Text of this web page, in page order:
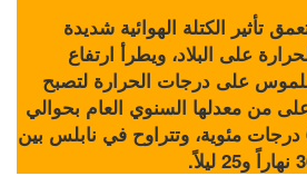
تأثير الكتلة الهوائية شديدة
على البلاد، ويطرأ ارتفاع
على درجات الحرارة لتصبح
من معدلها السنوي العام بحوالي
6 درجات مئوية، وتتراوح في نابلس بين
ليلاً.